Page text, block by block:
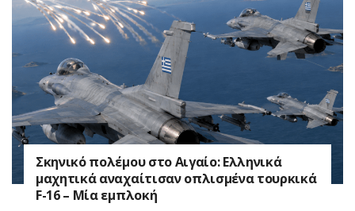
Σκηνικό πολέμου στο Αιγαίο: Ελληνικά
μαχητικά αναχαίτισαν οπλισμένα τουρκικά
F-16 – Μία εμπλοκή